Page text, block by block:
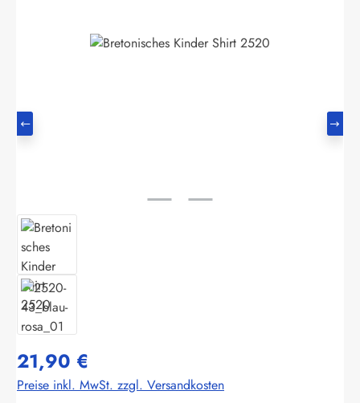
Bildergalerie überspringen
21,90 €
Preise inkl. MwSt. zzgl. Versandkosten